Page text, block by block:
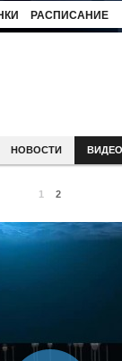
РАСПИСАНИЕ
НОВОСТИ ВИДЕО
1 2